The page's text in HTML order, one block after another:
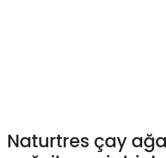
Künye
Naturtres çay